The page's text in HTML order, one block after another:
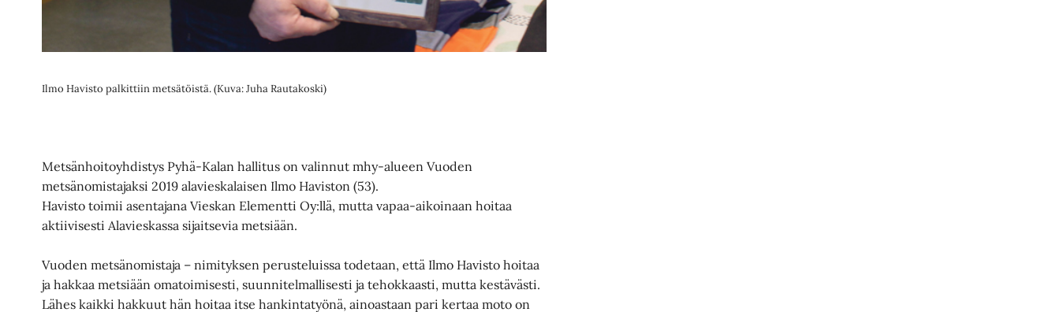
Ilmo Havisto palkittiin metsätöistä. (Kuva: Juha Rautakoski)
Metsänhoitoyhdistys Pyhä-Kalan hallitus on valinnut mhy-alueen Vuoden
metsänomistajaksi 2019 alavieskalaisen Ilmo Haviston (53).
Havisto toimii asentajana Vieskan Elementti Oy:llä, mutta vapaa-aikoinaan hoitaa
aktiivisesti Alavieskassa sijaitsevia metsiään.
Vuoden metsänomistaja – nimityksen perusteluissa todetaan, että Ilmo Havisto hoitaa
ja hakkaa metsiään omatoimisesti, suunnitelmallisesti ja tehokkaasti, mutta kestävästi.
Lähes kaikki hakkuut hän hoitaa itse hankintatyönä, ainoastaan pari kertaa moto on